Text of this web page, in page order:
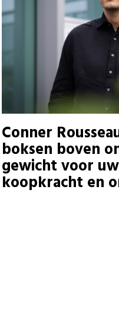
Conner
boksen boven
gewicht voor uw
koopkracht en